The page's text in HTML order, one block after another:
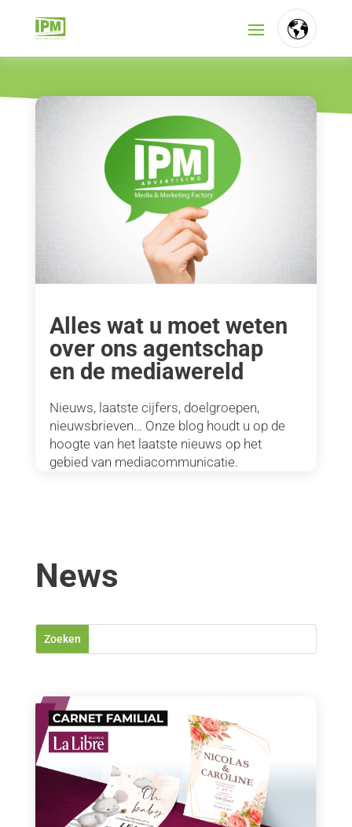
Alles wat u moet weten
over ons agentschap
en de mediawereld
Nieuws, laatste cijfers, doelgroepen,
nieuwsbrieven… Onze blog houdt u op de
hoogte van het laatste nieuws op het
gebied van mediacommunicatie.
News